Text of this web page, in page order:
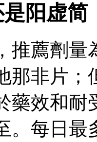
阳虚简
推薦劑量
那非片；
藥效和
。每日最